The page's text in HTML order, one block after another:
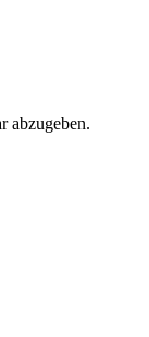
abzugeben.